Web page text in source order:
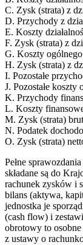
C. Zysk (strata) z
D. Przychody z
E. Koszty
F. Zysk (strata) z
G. Koszty
H. Zysk (strata) z
I. Pozostałe
J. Pozostałe koszty
K. Przychody
L. Koszty
M. Zysk (strata)
N. Podatek
O. Zysk (strata)
Pełne
składane są do
rachunek zysków i
bilans (aktywa,
jednostka je
(cash flow) i
obrotowy to
z ustawy o